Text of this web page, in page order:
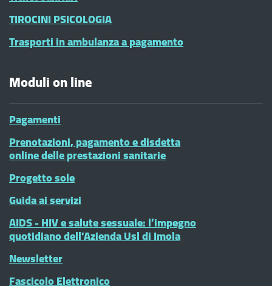
TIROCINI PSICOLOGIA
Trasporti in ambulanza a pagamento
Moduli on line
Pagamenti
Prenotazioni, pagamento e disdetta
online delle prestazioni sanitarie
Progetto sole
Guida ai servizi
AIDS - HIV e salute sessuale: l’impegno
quotidiano dell'Azienda Usl di Imola
Newsletter
Fascicolo Elettronico